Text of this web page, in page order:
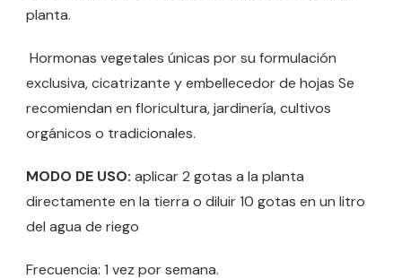
planta.
Hormonas vegetales únicas por su formulación
exclusiva, cicatrizante y embellecedor de hojas Se
recomiendan en floricultura, jardinería, cultivos
orgánicos o tradicionales.
MODO DE USO: aplicar 2 gotas a la planta
directamente en la tierra o diluir 10 gotas en un litro
del agua de riego
Frecuencia: 1 vez por semana.